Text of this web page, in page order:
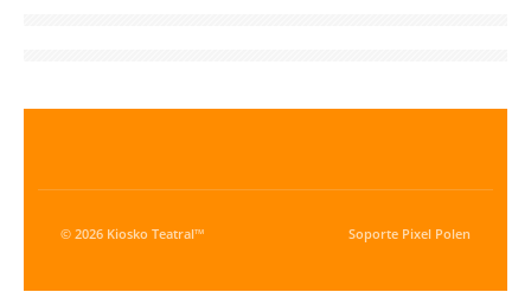
© 2026 Kiosko Teatral™ Soporte Pixel Polen